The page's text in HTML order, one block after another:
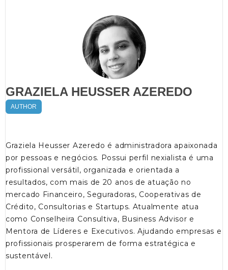
GRAZIELA HEUSSER AZEREDO
AUTHOR
Graziela Heusser Azeredo é administradora apaixonada
por pessoas e negócios. Possui perfil nexialista é uma
profissional versátil, organizada e orientada a
resultados, com mais de 20 anos de atuação no
mercado Financeiro, Seguradoras, Cooperativas de
Crédito, Consultorias e Startups. Atualmente atua
como Conselheira Consultiva, Business Advisor e
Mentora de Líderes e Executivos. Ajudando empresas e
profissionais prosperarem de forma estratégica e
sustentável.